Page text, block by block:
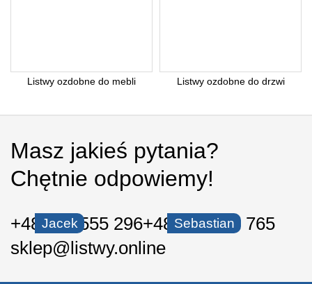
Listwy ozdobne do mebli Listwy ozdobne do drzwi
Masz jakieś pytania?
Chętnie odpowiemy!
Jacek
+48 535 555 296 Sebastian
+48 530 550 765
sklep@listwy.online